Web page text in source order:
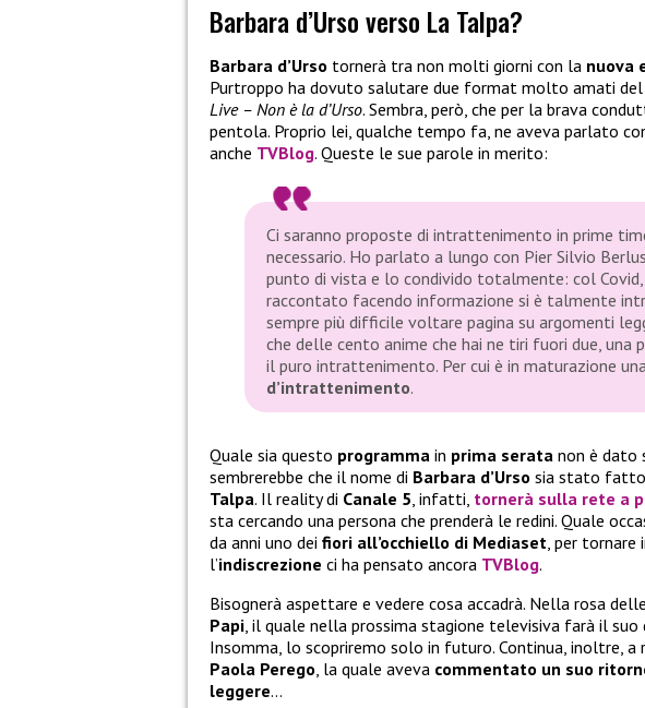
Barbara d’Urso verso La Talpa?
Barbara d’Urso tornerà tra non molti giorni con la nuova
Purtroppo ha dovuto salutare due format molto amati del
Live – Non è la d’Urso. Sembra, però, che per la brava
pentola. Proprio lei, qualche tempo fa, ne aveva parlato
anche TVBlog. Queste le sue parole in merito:
Ci saranno proposte di intrattenimento in prime
necessario. Ho parlato a lungo con Pier Silvio
punto di vista e lo condivido totalmente: col Covid
raccontato facendo informazione si è talmente
sempre più difficile voltare pagina su argomenti
che delle cento anime che hai ne tiri fuori due, una
il puro intrattenimento. Per cui è in maturazione
d’intrattenimento.
Quale sia questo programma in prima serata non è dato
sembrerebbe che il nome di Barbara d’Urso sia stato
Talpa. Il reality di Canale 5, infatti, tornerà sulla rete a
sta cercando una persona che prenderà le redini. Quale
da anni uno dei fiori all’occhiello di Mediaset, per tornare
l’indiscrezione ci ha pensato ancora TVBlog.
Bisognerà aspettare e vedere cosa accadrà. Nella rosa
Papi, il quale nella prossima stagione televisiva farà il
Insomma, lo scopriremo solo in futuro. Continua, inoltre, a
Paola Perego, la quale aveva commentato un suo
leggere…